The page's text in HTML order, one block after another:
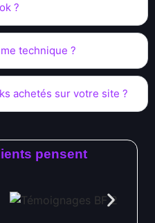
?
technique ?
achetés sur votre site ?
pensent